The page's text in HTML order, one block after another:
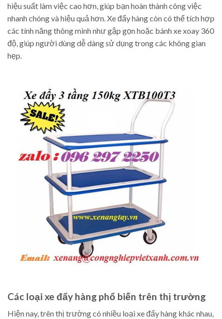
hiệu suất làm việc cao hơn, giúp bạn hoàn thành công việc
nhanh chóng và hiệu quả hơn. Xe đẩy hàng còn có thể tích hợp
các tính năng thông minh như gập gọn hoặc bánh xe xoay 360
độ, giúp người dùng dễ dàng sử dụng trong các không gian
hẹp.
Các loại xe đẩy hàng phổ biến trên thị trường
Hiện nay, trên thị trường có nhiều loại xe đẩy hàng khác nhau,